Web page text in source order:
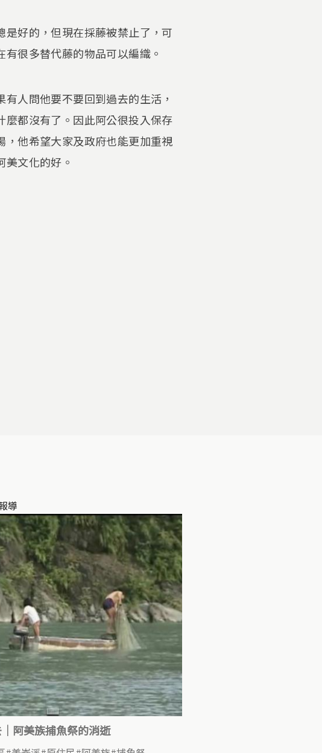
好的，但現在採藤被禁止了，可
很多替代藤的物品可以編織。
人問他要不要回到過去的生活，
都沒有了。因此阿公很投入保存
他希望大家及政府也能更加重視
文化的好。
導
阿美族捕魚祭的消逝